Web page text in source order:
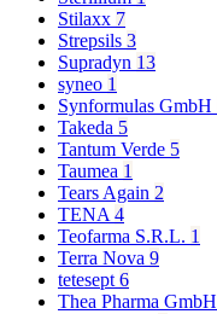
Stilaxx 7
Strepsils 3
Supradyn 13
syneo 1
Synformulas GmbH
Takeda 5
Tantum Verde 5
Taumea 1
Tears Again 2
TENA4
Teofarma S.R.L. 1
Terra Nova 9
tetesept6
Thea Pharma GmbH